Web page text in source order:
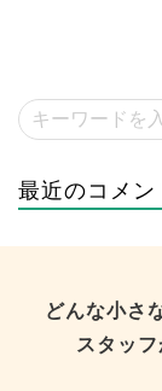
最近のコメン
どんな小さ
スタッ